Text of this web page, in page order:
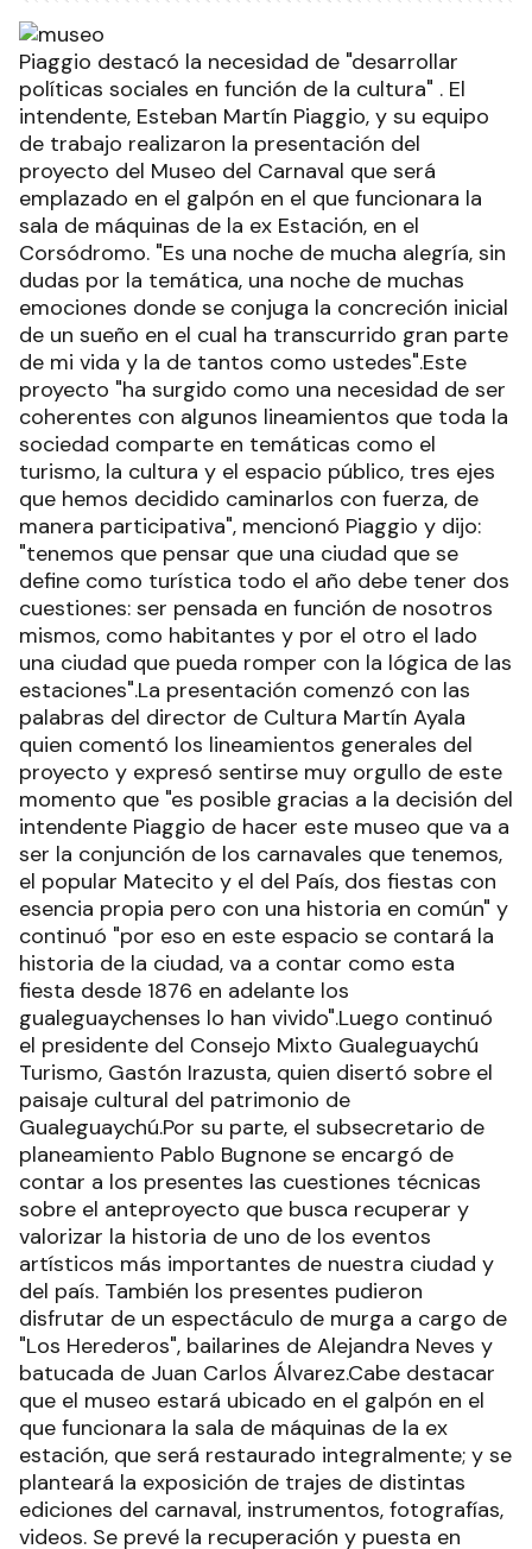
Piaggio destacó la necesidad de "desarrollar
políticas sociales en función de la cultura" . El
intendente, Esteban Martín Piaggio, y su equipo
de trabajo realizaron la presentación del
proyecto del Museo del Carnaval que será
emplazado en el galpón en el que funcionara la
sala de máquinas de la ex Estación, en el
Corsódromo. "Es una noche de mucha alegría, sin
dudas por la temática, una noche de muchas
emociones donde se conjuga la concreción inicial
de un sueño en el cual ha transcurrido gran parte
de mi vida y la de tantos como ustedes".Este
proyecto "ha surgido como una necesidad de ser
coherentes con algunos lineamientos que toda la
sociedad comparte en temáticas como el
turismo, la cultura y el espacio público, tres ejes
que hemos decidido caminarlos con fuerza, de
manera participativa", mencionó Piaggio y dijo:
"tenemos que pensar que una ciudad que se
define como turística todo el año debe tener dos
cuestiones: ser pensada en función de nosotros
mismos, como habitantes y por el otro el lado
una ciudad que pueda romper con la lógica de las
estaciones".La presentación comenzó con las
palabras del director de Cultura Martín Ayala
quien comentó los lineamientos generales del
proyecto y expresó sentirse muy orgullo de este
momento que "es posible gracias a la decisión del
intendente Piaggio de hacer este museo que va a
ser la conjunción de los carnavales que tenemos,
el popular Matecito y el del País, dos fiestas con
esencia propia pero con una historia en común" y
continuó "por eso en este espacio se contará la
historia de la ciudad, va a contar como esta
fiesta desde 1876 en adelante los
gualeguaychenses lo han vivido".Luego continuó
el presidente del Consejo Mixto Gualeguaychú
Turismo, Gastón Irazusta, quien disertó sobre el
paisaje cultural del patrimonio de
Gualeguaychú.Por su parte, el subsecretario de
planeamiento Pablo Bugnone se encargó de
contar a los presentes las cuestiones técnicas
sobre el anteproyecto que busca recuperar y
valorizar la historia de uno de los eventos
artísticos más importantes de nuestra ciudad y
del país. También los presentes pudieron
disfrutar de un espectáculo de murga a cargo de
"Los Herederos", bailarines de Alejandra Neves y
batucada de Juan Carlos Álvarez.Cabe destacar
que el museo estará ubicado en el galpón en el
que funcionara la sala de máquinas de la ex
estación, que será restaurado integralmente; y se
planteará la exposición de trajes de distintas
ediciones del carnaval, instrumentos, fotografías,
videos. Se prevé la recuperación y puesta en